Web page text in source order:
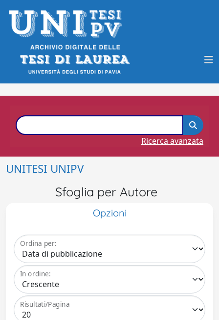
Ricerca avanzata
UNITESI UNIPV
Sfoglia per Autore
Opzioni
Ordina per:
In ordine:
Risultati/Pagina